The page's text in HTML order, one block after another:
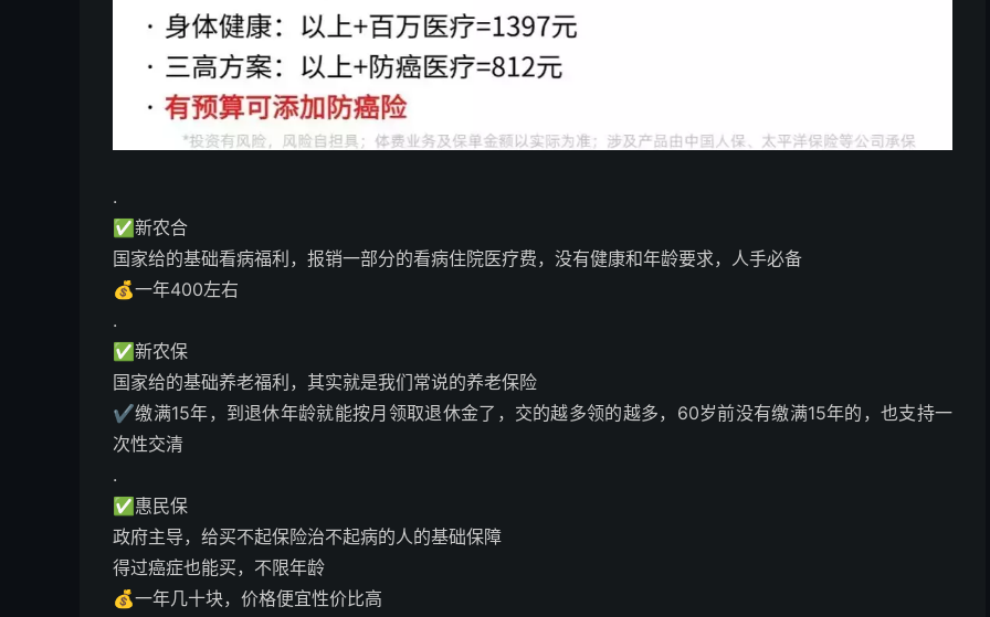
.
✅新农合
国家给的基础看病福利，报销一部分的看病住院医疗费，没有健康和年龄要求，人手必备
💰一年400左右
.
✅新农保
国家给的基础养老福利，其实就是我们常说的养老保险
✔缴满15年，到退休年龄就能按月领取退休金了，交的越多领的越多，60岁前没有缴满15年的，也支持一
次性交清
.
✅惠民保
政府主导，给买不起保险治不起病的人的基础保障
得过癌症也能买，不限年龄
💰一年几十块，价格便宜性价比高